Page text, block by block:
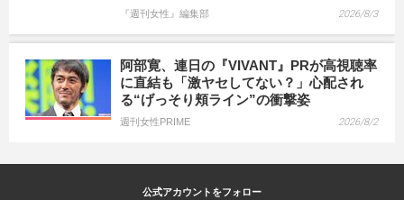
『週刊女性』編集部 2026/8/3
阿部寛、連日の『VIVANT』PRが高視聴率
に直結も「激ヤセしてない？」心配され
る“げっそり頬ライン”の衝撃姿
週刊女性PRIME 2026/8/2
公式アカウントをフォロー